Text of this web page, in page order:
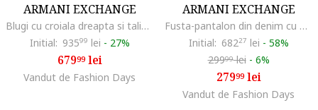
ARMANI EXCHANGE
Blugi cu croiala dreapta si talie medie, Gri deschis
Initial: 93599 lei - 27%
67999lei
Vandut de Fashion Days
ARMANI EXCHANGE
Fusta-pantalon din denim cu model logo, Albastru prafuit
Initial: 68227 lei - 58%
29999lei - 6%
27999lei
Vandut de Fashion Days